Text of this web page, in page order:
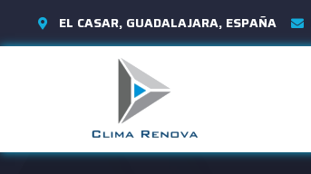
EL CASAR, GUADALAJARA, ESPAÑA